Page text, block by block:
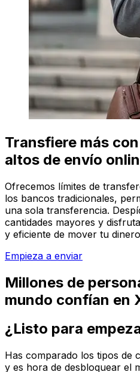
Transfiere más
altos de envío
Ofrecemos límites de
los bancos tradicionales,
una sola transferencia.
cantidades mayores y
y eficiente de mover tu
Empieza a enviar
Millones de
mundo confían en
¿Listo para
Has comparado los tipos de
y es hora de desbloquear el